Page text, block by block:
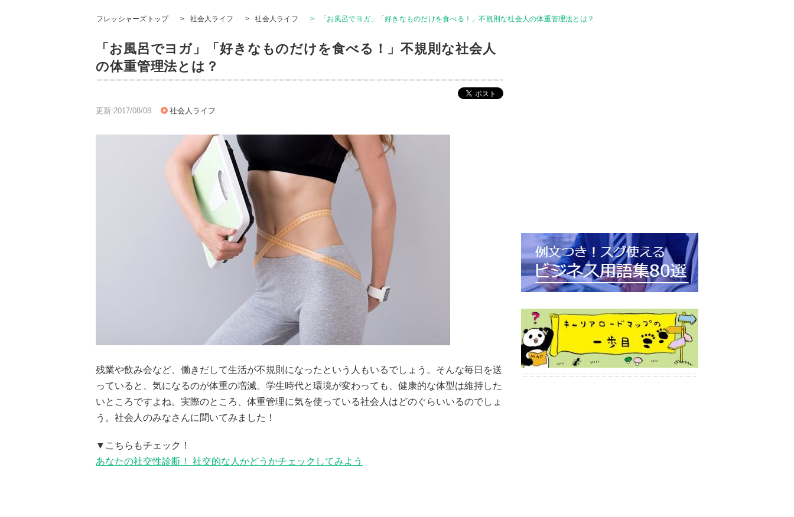
フレッシャーズトップ > 社会人ライフ > 社会人ライフ > 「お風呂でヨガ」「好きなものだけを食べる！」不規則な社会人の体重管理法とは？
「お風呂でヨガ」「好きなものだけを食べる！」不規則な社会人
の体重管理法とは？
更新:2017/08/08 社会人ライフ
残業や飲み会など、働きだして生活が不規則になったという人もいるでしょう。そんな毎日を送
っていると、気になるのが体重の増減。学生時代と環境が変わっても、健康的な体型は維持した
いところですよね。実際のところ、体重管理に気を使っている社会人はどのぐらいいるのでしょ
う。社会人のみなさんに聞いてみました！
▼こちらもチェック！
あなたの社交性診断！ 社交的な人かどうかチェックしてみよう